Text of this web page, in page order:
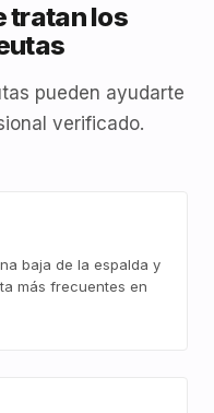
tratan los
pueden ayudarte
verificado.
baja de la espalda y
más frecuentes en